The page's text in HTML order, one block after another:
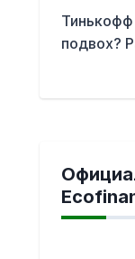
подвох?